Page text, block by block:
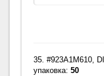
35. #923A1M610,
упаковка:50